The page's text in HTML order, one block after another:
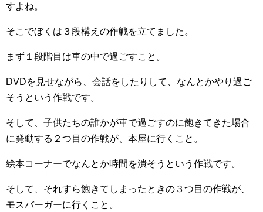
すよね。
そこでぼくは３段構えの作戦を立てました。
まず１段階目は車の中で過ごすこと。
DVDを見せながら、会話をしたりして、なんとかやり過ご
そうという作戦です。
そして、子供たちの誰かが車で過ごすのに飽きてきた場合
に発動する２つ目の作戦が、本屋に行くこと。
絵本コーナーでなんとか時間を潰そうという作戦です。
そして、それすら飽きてしまったときの３つ目の作戦が、
モスバーガーに行くこと。